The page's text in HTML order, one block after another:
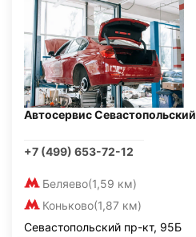
Автосервис Севастопольский
+7 (499) 653-72-12
Беляево(1,59 км)
Коньково(1,87 км)
Севастопольский пр-кт, 95Б